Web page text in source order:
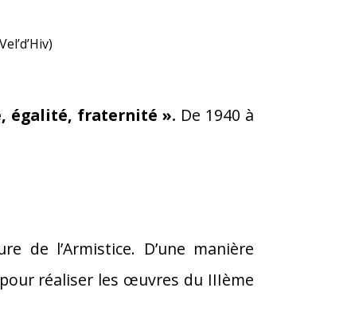
égalité, fraternité ». De 1940 à
de l’Armistice. D’une manière
réaliser les œuvres du IIIème